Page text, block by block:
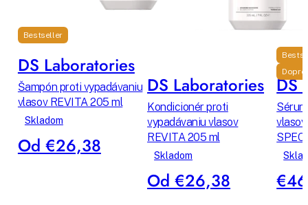
Bestseller
DS Laboratories
Šampón proti vypadávaniu
vlasov REVITA 205 ml
Skladom
Od €26,38
DS Laboratories
Kondicionér proti
vypadávaniu vlasov
REVITA 205 ml
Skladom
Od €26,38
DS